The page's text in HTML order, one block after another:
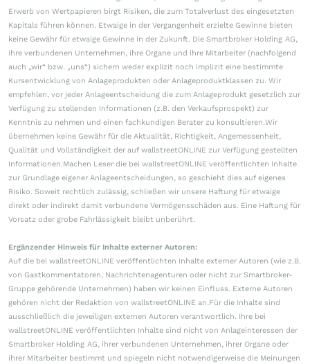
Erwerb von Wertpapieren birgt Risiken, die zum Totalverlust des eingesetzten
Kapitals führen können. Etwaige in der Vergangenheit erzielte Gewinne bieten
keine Gewähr für etwaige Gewinne in der Zukunft. Die Smartbroker Holding AG,
ihre verbundenen Unternehmen, ihre Organe und ihre Mitarbeiter (nachfolgend
auch „wir“ bzw. „uns“) sichern weder explizit noch implizit eine bestimmte
Kursentwicklung von Anlageprodukten oder Anlageproduktklassen zu. Wir
empfehlen, vor jeder Anlageentscheidung die zum Anlageprodukt gesetzlich zur
Verfügung zu stellenden Informationen (z.B. den Verkaufsprospekt) zur
Kenntnis zu nehmen und einen fachkundigen Berater zu konsultieren.Wir
übernehmen keine Gewähr für die Aktualität, Richtigkeit, Angemessenheit,
Qualität und Vollständigkeit der auf wallstreetONLINE zur Verfügung gestellten
Informationen.Machen Leser die bei wallstreetONLINE veröffentlichten Inhalte
zur Grundlage eigener Anlageentscheidungen, so geschieht dies auf eigenes
Risiko. Soweit rechtlich zulässig, schließen wir unsere Haftung für etwaige
direkt oder indirekt damit verbundene Vermögensschäden aus. Eine Haftung für
Vorsatz oder grobe Fahrlässigkeit bleibt unberührt.
Ergänzender Hinweis für Inhalte externer Autoren:
Auf die bei wallstreetONLINE veröffentlichten Inhalte externer Autoren (wie z.B.
von Gastkommentatoren, Nachrichtenagenturen oder nicht zur Smartbroker-
Gruppe gehörende Unternehmen) haben wir keinen Einfluss. Externe Autoren
gehören nicht der Redaktion von wallstreetONLINE an.Für die Inhalte sind
ausschließlich die jeweiligen externen Autoren verantwortlich. Ihre bei
wallstreetONLINE veröffentlichten Inhalte sind nicht von Anlageinteressen der
Smartbroker Holding AG, ihrer verbundenen Unternehmen, ihrer Organe oder
ihrer Mitarbeiter bestimmt und spiegeln nicht notwendigerweise die Meinungen